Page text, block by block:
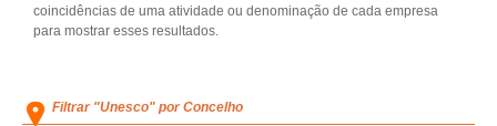
coincidências de uma atividade ou denominação de cada empresa
para mostrar esses resultados.
Filtrar "Unesco" por Concelho